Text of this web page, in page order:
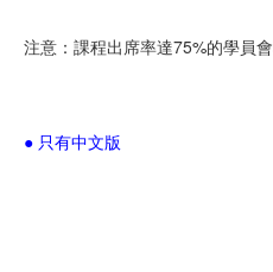
注意：課程出席率達75%的學員
● 只有中文版